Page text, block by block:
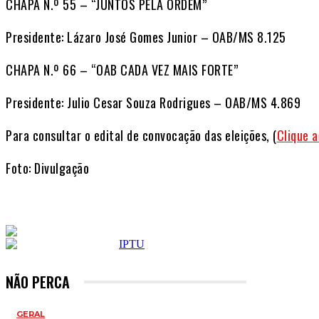
CHAPA N.º 55 – “JUNTOS PELA ORDEM”
Presidente: Lázaro José Gomes Junior – OAB/MS 8.125
CHAPA N.º 66 – “OAB CADA VEZ MAIS FORTE”
Presidente: Julio Cesar Souza Rodrigues – OAB/MS 4.869
Para consultar o edital de convocação das eleições, (Clique
Foto: Divulgação
NÃO PERCA
GERAL